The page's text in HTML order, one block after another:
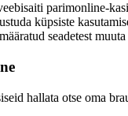
parimonline-
küpsiste
seadetest
hallata otse oma